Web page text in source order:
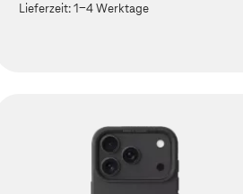
Lieferzeit:1-4 Werktage